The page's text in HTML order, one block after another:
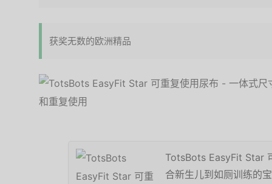
获奖无数的欧洲精品
TotsBots EasyFit Star
合新生儿到如厕训练的